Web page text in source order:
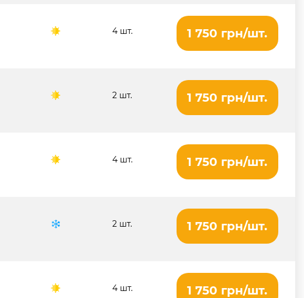
4 шт. 1 750 грн/шт.
2 шт. 1 750 грн/шт.
4 шт. 1 750 грн/шт.
2 шт. 1 750 грн/шт.
4 шт. 1 750 грн/шт.